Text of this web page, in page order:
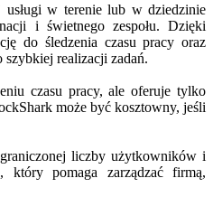
usługi w terenie lub w dziedzinie
i świetnego zespołu. Dzięki
do śledzenia czasu pracy oraz
szybkiej realizacji zadań.
czasu pracy, ale oferuje tylko
może być kosztowny, jeśli
liczby użytkowników i
który pomaga zarządzać firmą,